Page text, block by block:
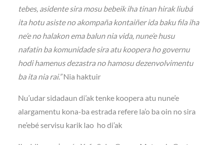
tebes, asidente sira mosu bebeik iha tinan hirak liubá
ita hotu asiste no akompaña kontaiñer ida baku fila iha
ne’e no halakon ema balun nia vida, nune’e husu
nafatin ba komunidade sira atu koopera ho governu
hodi hamenus dezastra no hamosu dezenvolvimentu
ba ita nia rai.”Nia haktuir
Nu’udar sidadaun di’ak tenke koopera atu nune’e
alargamentu kona-ba estrada refere la’o ba oin no sira
ne’ebé servisu karik lao ho di’ak